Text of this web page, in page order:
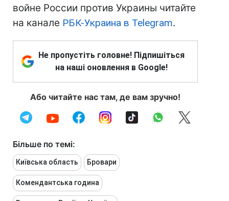
войне России против Украины читайте
на канале РБК-Украина в Telegram.
Не пропустіть головне! Підпишіться
на наші оновлення в Google!
Або читайте нас там, де вам зручно!
Більше по темі:
Київська область Бровари
Комендантська година